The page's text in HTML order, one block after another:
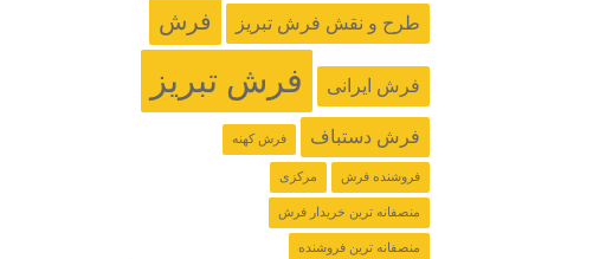
طرح و نقش فرش تبریز فرش
فرش ایرانی فرش تبریز
فرش دستباف فرش کهنه
فروشنده فرش مرکزی
منصفانه ترین خریدار فرش
منصفانه ترین فروشنده